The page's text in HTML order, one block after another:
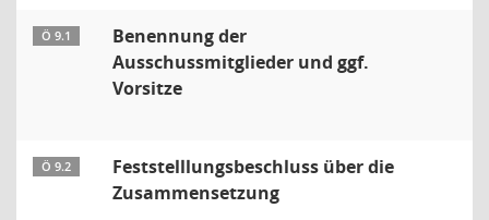
Ö 9.1
Benennung der
Ausschussmitglieder und ggf.
Vorsitze
Ö 9.2
Feststelllungsbeschluss über die
Zusammensetzung